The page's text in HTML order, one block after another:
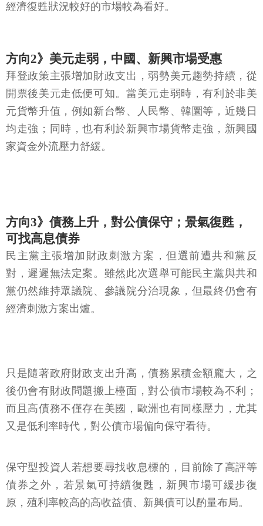
經濟復甦狀況較好的市場較為看好。
方向2》美元走弱，中國、新興市場受惠
拜登政策主張增加財政支出，弱勢美元趨勢持續，從
開票後美元走低便可知。當美元走弱時，有利於非美
元貨幣升值，例如新台幣、人民幣、韓圜等，近幾日
均走強；同時，也有利於新興市場貨幣走強，新興國
家資金外流壓力舒緩。
方向3》債務上升，對公債保守；景氣復甦，
可找高息債券
民主黨主張增加財政刺激方案，但選前遭共和黨反
對，遲遲無法定案。雖然此次選舉可能民主黨與共和
黨仍然維持眾議院、參議院分治現象，但最終仍會有
經濟刺激方案出爐。
只是隨著政府財政支出升高，債務累積金額龐大，之
後仍會有財政問題搬上檯面，對公債市場較為不利；
而且高債務不僅存在美國，歐洲也有同樣壓力，尤其
又是低利率時代，對公債市場偏向保守看待。
保守型投資人若想要尋找收息標的，目前除了高評等
債券之外，若景氣可持續復甦，新興市場可緩步復
原，殖利率較高的高收益債、新興債可以酌量布局。